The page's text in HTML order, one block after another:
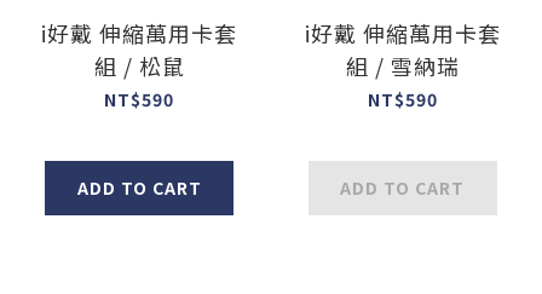
i好戴 伸縮萬用卡套
組 / 松鼠
NT$590
ADD TO CART
i好戴 伸縮萬用卡套
組 / 雪納瑞
NT$590
ADD TO CART